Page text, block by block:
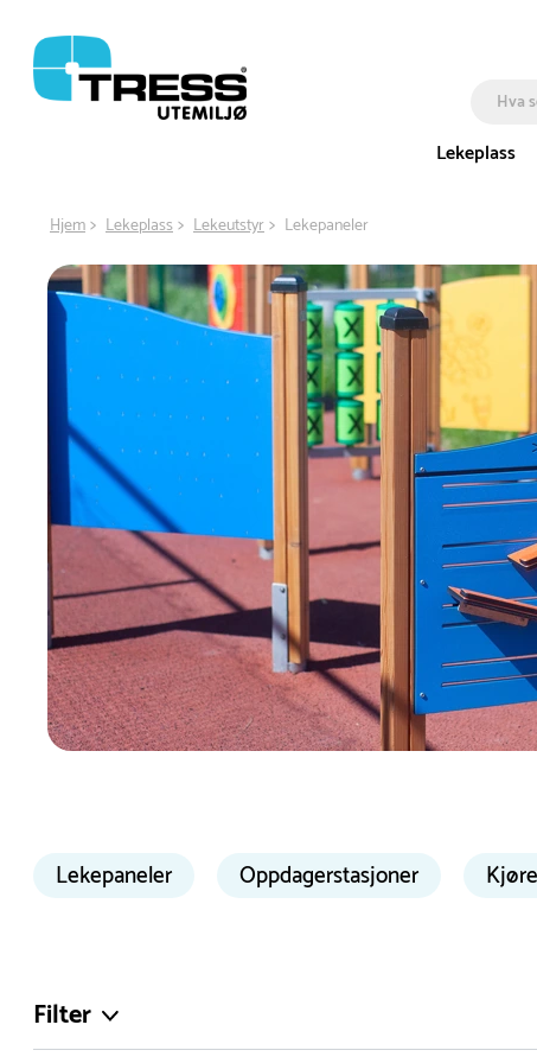
Lekeplass
Hjem Lekeplass Lekeutstyr Lekepaneler
læring, noe som gjør dem ideelle for barnehager
Lekepaneler Oppdagerstasjoner
Filter